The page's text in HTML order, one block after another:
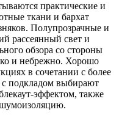
практические и
ткани и бархат
Полупрозрачные и
рассеянный свет и
обзора со стороны
и небрежно. Хорошо
в сочетании с более
подкладом выбирают
эффектом, также